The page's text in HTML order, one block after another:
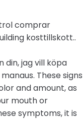
comprar
kosttillskott..
din, jag vill köpa
These signs
and amount, as
mouth or
symptoms, it is